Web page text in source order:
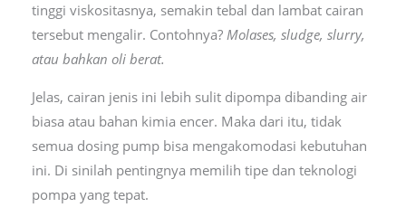
tinggi viskositasnya, semakin tebal dan lambat cairan
tersebut mengalir. Contohnya? Molases, sludge, slurry,
atau bahkan oli berat.
Jelas, cairan jenis ini lebih sulit dipompa dibanding air
biasa atau bahan kimia encer. Maka dari itu, tidak
semua dosing pump bisa mengakomodasi kebutuhan
ini. Di sinilah pentingnya memilih tipe dan teknologi
pompa yang tepat.